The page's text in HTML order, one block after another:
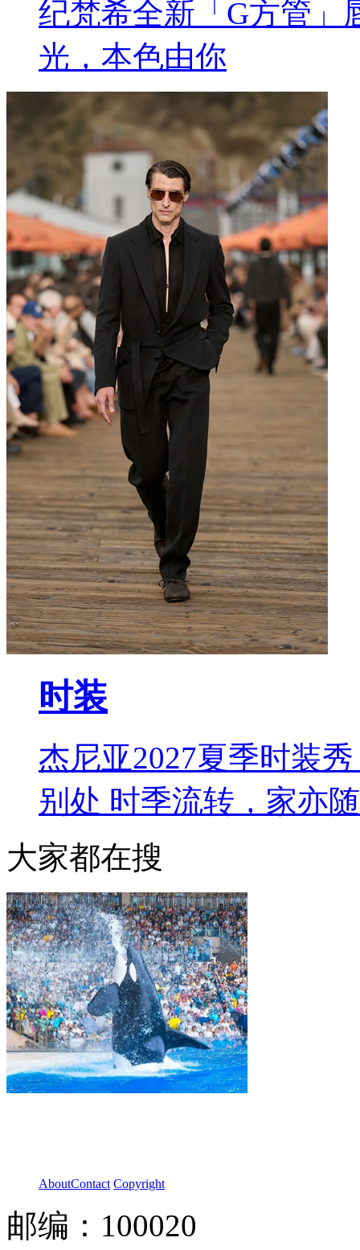
纪梵希全新「G方管」
光，本色由你
时装
杰尼亚2027夏季时装
别处 时季流转，家亦
大家都在搜
AboutContact Copyright
邮编：100020